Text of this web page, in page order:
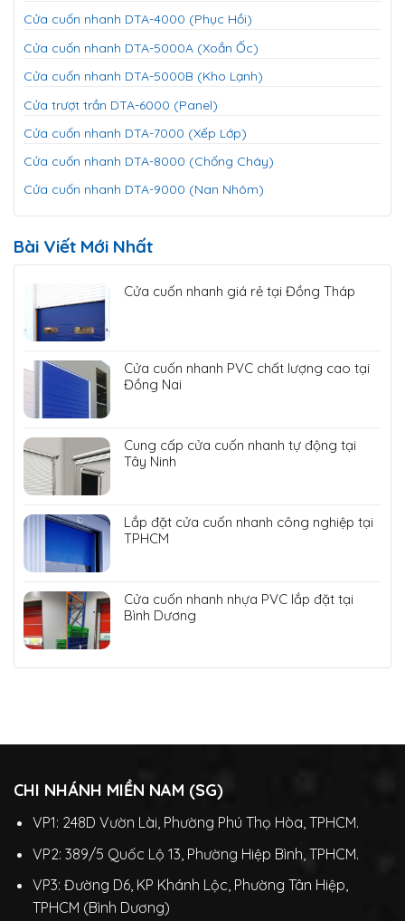
Cửa cuốn nhanh DTA-4000 (Phục Hồi)
Cửa cuốn nhanh DTA-5000A (Xoắn Ốc)
Cửa cuốn nhanh DTA-5000B (Kho Lạnh)
Cửa trượt trần DTA-6000 (Panel)
Cửa cuốn nhanh DTA-7000 (Xếp Lớp)
Cửa cuốn nhanh DTA-8000 (Chống Cháy)
Cửa cuốn nhanh DTA-9000 (Nan Nhôm)
Bài Viết Mới Nhất
Cửa cuốn nhanh giá rẻ tại Đồng Tháp
Cửa cuốn nhanh PVC chất lượng cao tại
Đồng Nai
Cung cấp cửa cuốn nhanh tự động tại
Tây Ninh
Lắp đặt cửa cuốn nhanh công nghiệp tại
TPHCM
Cửa cuốn nhanh nhựa PVC lắp đặt tại
Bình Dương
CHI NHÁNH MIỀN NAM (SG)
VP1: 248D Vườn Lài, Phường Phú Thọ Hòa, TPHCM.
VP2: 389/5 Quốc Lộ 13, Phường Hiệp Bình, TPHCM.
VP3: Đường D6, KP Khánh Lộc, Phường Tân Hiệp,
TPHCM (Bình Dương)